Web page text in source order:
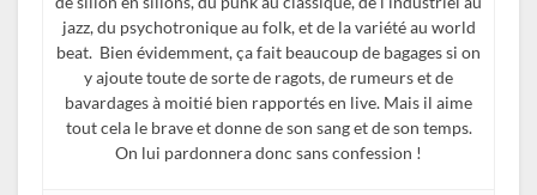
jazz, du psychotronique au folk, et de la variété au world
beat. Bien évidemment, ça fait beaucoup de bagages si on
y ajoute toute de sorte de ragots, de rumeurs et de
bavardages à moitié bien rapportés en live. Mais il aime
tout cela le brave et donne de son sang et de son temps.
On lui pardonnera donc sans confession !